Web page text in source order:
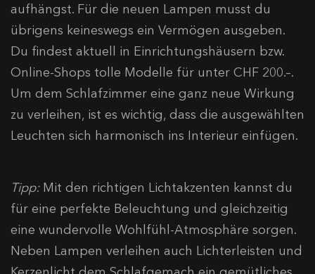
aufhängst. Für die neuen Lampen musst du
übrigens keineswegs ein Vermögen ausgeben.
Du findest aktuell in Einrichtungshäusern bzw.
Online-Shops tolle Modelle für unter CHF 200.–.
Um dem Schlafzimmer eine ganz neue Wirkung
zu verleihen, ist es wichtig, dass die ausgewählten
Leuchten sich harmonisch ins Interieur einfügen.
Tipp:Mit den richtigen Lichtakzenten kannst du
für eine perfekte Beleuchtung und gleichzeitig
eine wundervolle Wohlfühl-Atmosphäre sorgen.
Neben Lampen verleihen auch Lichterleisten und